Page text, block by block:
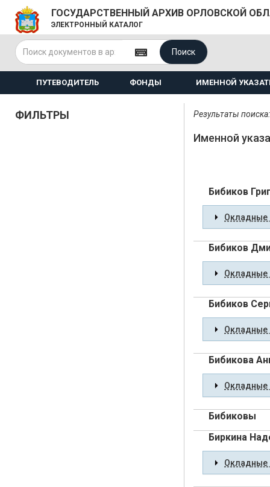
ГОСУДАРСТВЕННЫЙ АРХИВ ОРЛОВСКОЙ
ЭЛЕКТРОННЫЙ КАТАЛОГ
Поиск
ПУТЕВОДИТЕЛЬ ФОНДЫ ИМЕННОЙ
ФИЛЬТРЫ Результаты
Именной
Бибиков
Окладные
Бибиков
Окладные
Бибиков
Окладные
Бибикова
Окладные
Бибиковы
Биркина
Окладные